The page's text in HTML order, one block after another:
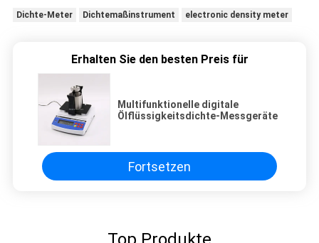
Dichte-Meter Dichtemaßinstrument electronic density meter
Erhalten Sie den besten Preis für
Multifunktionelle digitale
Ölflüssigkeitsdichte-Messgeräte
Fortsetzen